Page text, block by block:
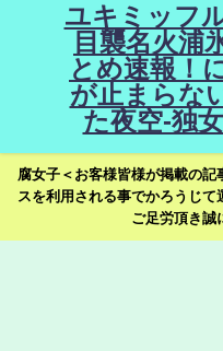
ユキミッフ
目襲名火浦
とめ速報！
が止まらな
た夜空-独
腐女子＜お客様皆様が掲載の
スを利用される事でかろうじ
ご足労頂き誠